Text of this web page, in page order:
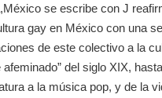
se escribe con J
gay en México con una
de este colectivo a la
del siglo XIX,
a la música pop, y de la